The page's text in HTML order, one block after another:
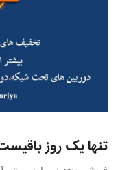
تنها یک روز